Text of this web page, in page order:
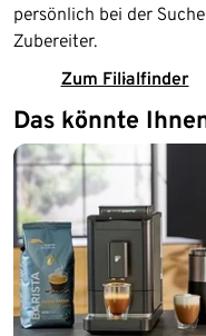
persönlich bei der
Zubereiter.
Zum Filialfinder
Das könnte